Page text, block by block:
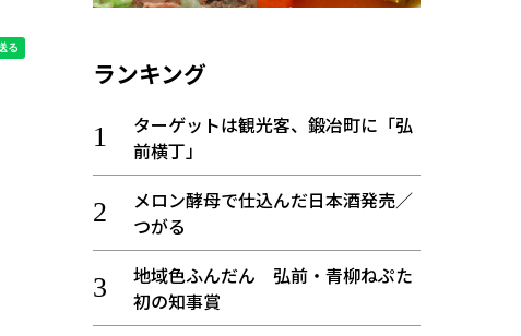
ランキング
ターゲットは観光客、鍛冶町に「弘
前横丁」
メロン酵母で仕込んだ日本酒発売／
つがる
地域色ふんだん 弘前・青柳ねぷた
初の知事賞